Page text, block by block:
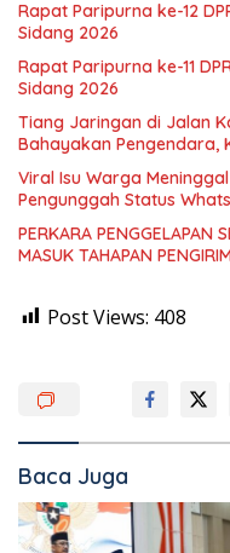
Rapat Paripurna ke-12
Sidang 2026
Rapat Paripurna ke-11
Sidang 2026
Tiang Jaringan di Jalan
Bahayakan Pengendara,
Viral Isu Warga
Pengunggah Status
PERKARA PENGGELAPAN
MASUK TAHAPAN
Post Views: 408
Baca Juga